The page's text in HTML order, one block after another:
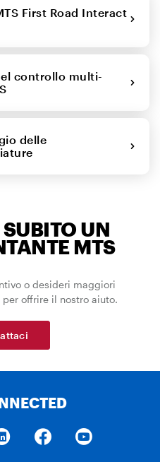
First Road Interact
controllo multi-
delle
UN
MTS
o desideri maggiori
offrire il nostro aiuto.